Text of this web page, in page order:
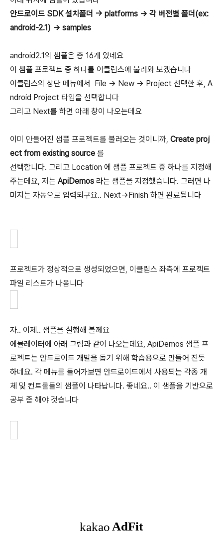
안드로이드 SDK 설치폴더 -> platforms -> 각 버전별 폴더(ex:
android-2.1) -> samples
android2.1의 샘플은 총 16개 있네요
이 샘플 프로젝트 중 하나를 이클립스에 불러와 보겠습니다
이클립스의 상단 메뉴에서 File -> New -> Project 선택한 후, A
ndroid Project 타입을 선택합니다
그리고 Next를 하면 아래 창이 나오는데요
이미 만들어진 샘플 프로젝트를 불러오는 것이니까, Create proj
ect from existing source 를
선택합니다. 그리고 Location 에 샘플 프로젝트 중 하나를 지정해
주는데요, 저는 ApiDemos 라는 샘플을 지정했습니다. 그러면 나
머지는 자동으로 입력되구요.. Next->Finish 하면 완료됩니다
프로젝트가 정상적으로 생성되었으면, 이클립스 좌측에 프로젝트
파일 리스트가 나옵니다
자.. 이제.. 샘플을 실행해 볼께요
에뮬레이터에 아래 그림과 같이 나오는데요, ApiDemos 샘플 프
로젝트는 안드로이드 개발을 돕기 위해 학습용으로 만들어 진듯
하네요. 각 메뉴를 들어가보면 안드로이드에서 사용되는 각종 개
체 및 컨트롤들의 샘플이 나타납니다. 좋네요.. 이 샘플을 기반으로
공부 좀 해야 것습니다